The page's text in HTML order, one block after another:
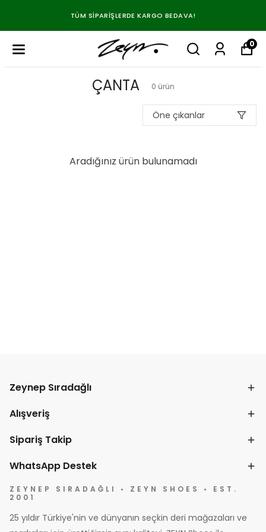
TÜM SIPARIŞLERDE KARGO BEDAVA!
0
ÇANTA 0 ürün
Öne çıkanlar
Aradığınız ürün bulunamadı
Zeynep Sıradağlı
Alışveriş
Sipariş Takip
WhatsApp Destek
ZEYNEP SIRADAĞLI • ZEYN SHOES • EST.
2001
25 yıldır Türkiye'nin ve dünyanın seçkin deri mağazaları ve